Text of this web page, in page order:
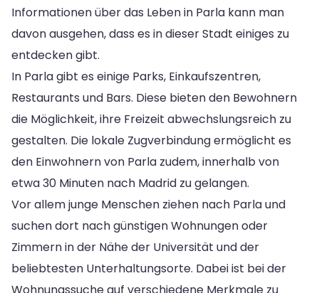
Informationen über das Leben in Parla kann man
davon ausgehen, dass es in dieser Stadt einiges zu
entdecken gibt.
In Parla gibt es einige Parks, Einkaufszentren,
Restaurants und Bars. Diese bieten den Bewohnern
die Möglichkeit, ihre Freizeit abwechslungsreich zu
gestalten. Die lokale Zugverbindung ermöglicht es
den Einwohnern von Parla zudem, innerhalb von
etwa 30 Minuten nach Madrid zu gelangen.
Vor allem junge Menschen ziehen nach Parla und
suchen dort nach günstigen Wohnungen oder
Zimmern in der Nähe der Universität und der
beliebtesten Unterhaltungsorte. Dabei ist bei der
Wohnungssuche auf verschiedene Merkmale zu